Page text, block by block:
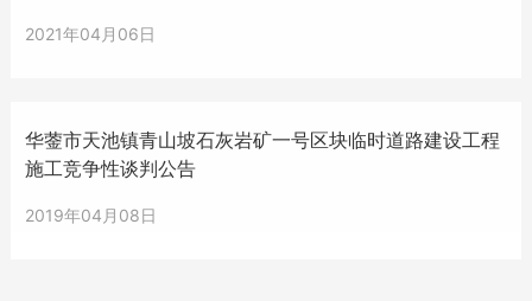
2021年04月06日
华蓥市天池镇青山坡石灰岩矿一号区块临时道路建设工程
施工竞争性谈判公告
2019年04月08日